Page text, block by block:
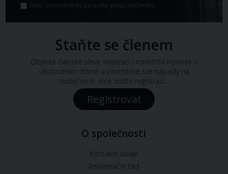
Ano, chci novinky ze světa stínící techniky.
Staňte se členem
Objevte členské slevy, inspiraci i množství novinek v
obchodním domě a proměňte své nápady na
skutečnost. Více zistíte registrací...
Registrovat
O společnosti
Kontakní údaje
Reklamační řád